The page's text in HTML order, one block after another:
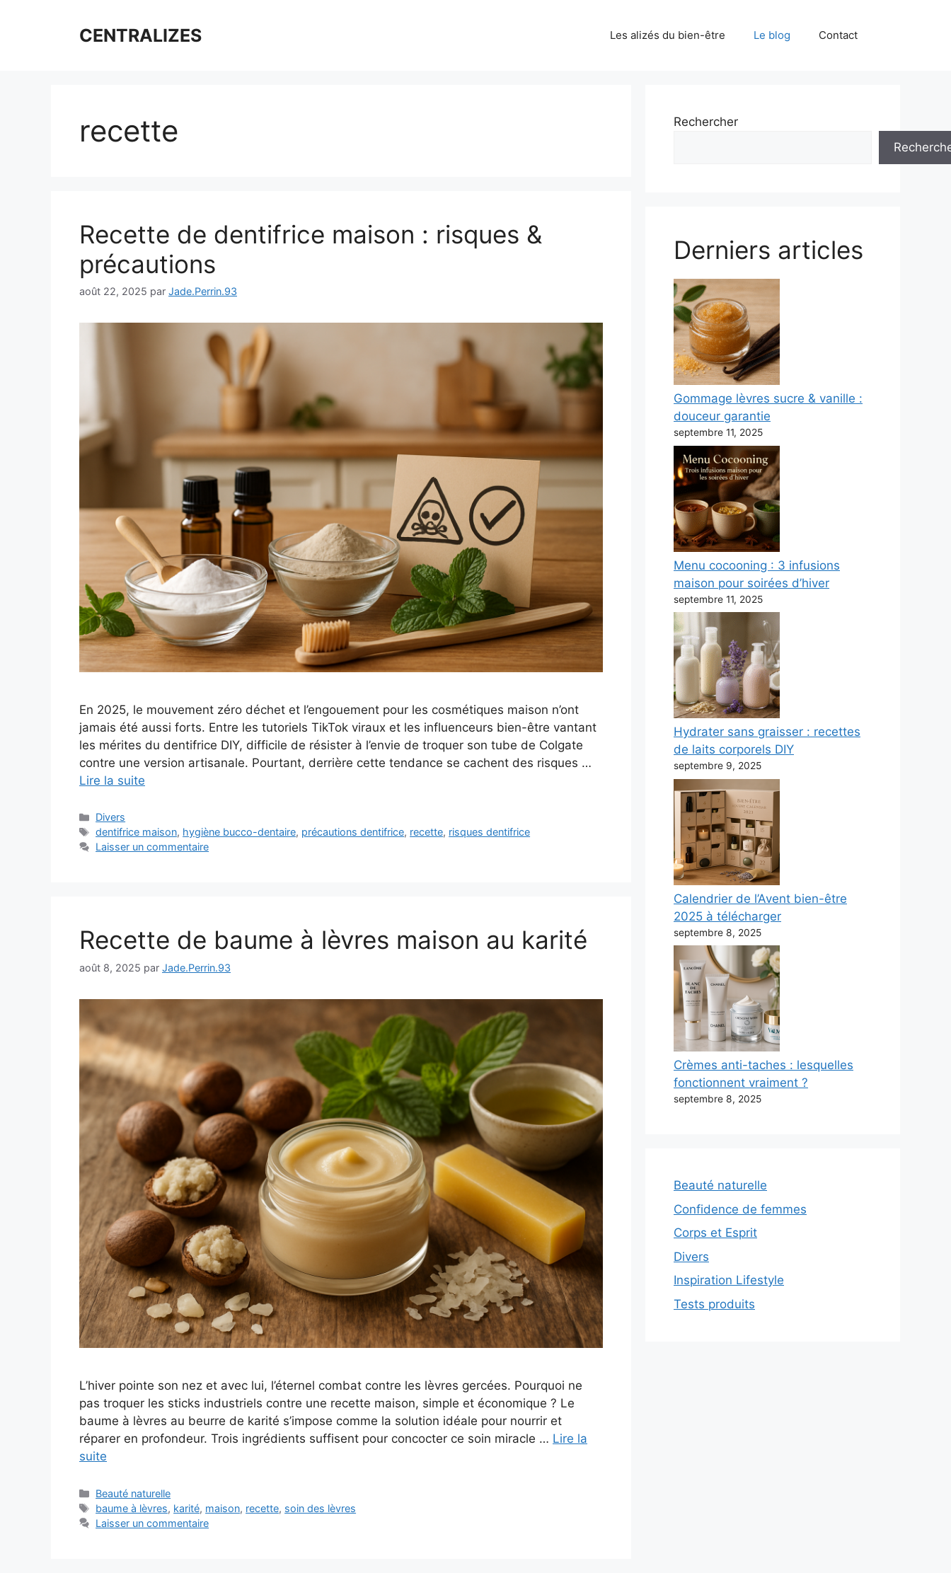
CENTRALIZES Les alizés du bien-être Le blog Contact
recette
Recette de dentifrice maison : risques &
précautions
août 22, 2025 par Jade.Perrin.93
En 2025, le mouvement zéro déchet et l’engouement pour les cosmétiques maison n’ont
jamais été aussi forts. Entre les tutoriels TikTok viraux et les influenceurs bien-être vantant
les mérites du dentifrice DIY, difficile de résister à l’envie de troquer son tube de Colgate
contre une version artisanale. Pourtant, derrière cette tendance se cachent des risques …
Lire la suite
Catégories
Divers
Étiquettes
dentifrice maison, hygiène bucco-dentaire, précautions dentifrice, recette, risques dentifrice
Laisser un commentaire
Recette de baume à lèvres maison au karité
août 8, 2025 par Jade.Perrin.93
L’hiver pointe son nez et avec lui, l’éternel combat contre les lèvres gercées. Pourquoi ne
pas troquer les sticks industriels contre une recette maison, simple et économique ? Le
baume à lèvres au beurre de karité s’impose comme la solution idéale pour nourrir et
réparer en profondeur. Trois ingrédients suffisent pour concocter ce soin miracle … Lire la
suite
Catégories
Beauté naturelle
Étiquettes
baume à lèvres, karité, maison, recette, soin des lèvres
Laisser un commentaire
Rechercher
Derniers articles
Gommage lèvres sucre & vanille :
douceur garantie
septembre 11, 2025
Menu cocooning : 3 infusions
maison pour soirées d’hiver
septembre 11, 2025
Hydrater sans graisser : recettes
de laits corporels DIY
septembre 9, 2025
Calendrier de l’Avent bien-être
2025 à télécharger
septembre 8, 2025
Crèmes anti-taches : lesquelles
fonctionnent vraiment ?
septembre 8, 2025
Beauté naturelle
Confidence de femmes
Corps et Esprit
Divers
Inspiration Lifestyle
Tests produits